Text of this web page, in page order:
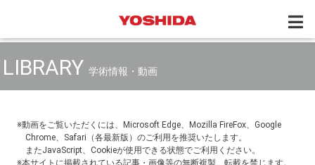
LIBRARY 学術情報・動画
※動画をご覧いただくには、Microsoft Edge、Mozilla FireFox、Google
Chrome、Safari（各最新版）のご利用を推奨いたします。
またJavaScript、Cookieが使用できる状態でご利用ください。
※本サイトに掲載されている記事・画像等の無断複製、転載を禁じます。